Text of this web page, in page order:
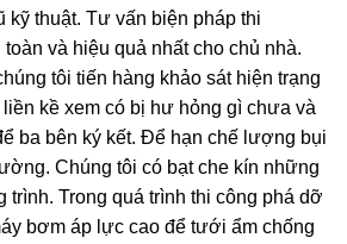
kỹ thuật. Tư vấn biện pháp thi
và hiệu quả nhất cho chủ nhà.
tôi tiến hàng khảo sát hiện trạng
liền kề xem có bị hư hỏng gì chưa và
ba bên ký kết. Để hạn chế lượng bụi
Chúng tôi có bạt che kín những
trình. Trong quá trình thi công phá dỡ
bơm áp lực cao để tưới ẩm chống